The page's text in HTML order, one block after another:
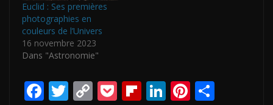
Euclid : Ses premières
photographies en
couleurs de l’Univers
16 novembre 2023
Dans "Astronomie"
F T C P Fli Li Pi